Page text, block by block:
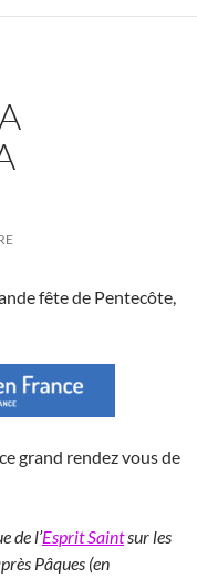
fête de Pentecôte,
grand rendez vous de
de l’Esprit Saintsur les
Pâques (en